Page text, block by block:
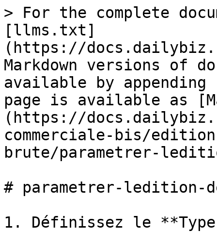
> For the complete
[llms.txt]
(https://
Markdown versions of
available by
page is available as
(https://
commerciale-bis/
brute/parametrer-
# parametrer-ledition-
1. Définissez le